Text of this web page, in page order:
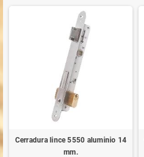
Cerradura lince 5550 aluminio 14
mm.